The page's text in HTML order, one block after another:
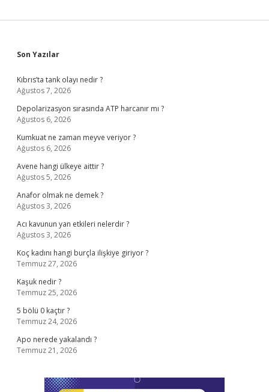
Sidebar
Son Yazılar
Kıbrıs’ta tank olayı nedir ?
Ağustos 7, 2026
Depolarizasyon sırasında ATP harcanır mı ?
Ağustos 6, 2026
Kumkuat ne zaman meyve veriyor ?
Ağustos 6, 2026
Avene hangi ülkeye aittir ?
Ağustos 5, 2026
Anafor olmak ne demek ?
Ağustos 3, 2026
Acı kavunun yan etkileri nelerdir ?
Ağustos 3, 2026
Koç kadını hangi burçla ilişkiye giriyor ?
Temmuz 27, 2026
Kaşuk nedir ?
Temmuz 25, 2026
5 bölü 0 kaçtır ?
Temmuz 24, 2026
Apo nerede yakalandı ?
Temmuz 21, 2026